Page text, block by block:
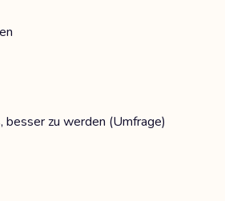
besser zu werden (Umfrage)